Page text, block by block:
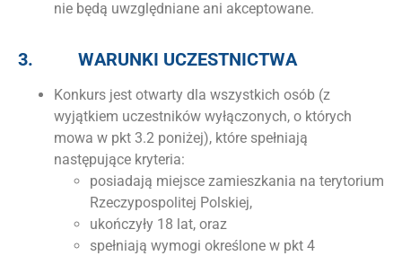
nie będą uwzględniane ani akceptowane.
3. WARUNKI UCZESTNICTWA
Konkurs jest otwarty dla wszystkich osób (z
wyjątkiem uczestników wyłączonych, o których
mowa w pkt 3.2 poniżej), które spełniają
następujące kryteria:
posiadają miejsce zamieszkania na terytorium
Rzeczypospolitej Polskiej,
ukończyły 18 lat, oraz
spełniają wymogi określone w pkt 4